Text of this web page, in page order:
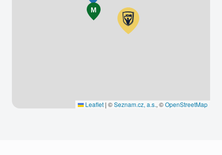
M
Leaflet | ©Seznam.cz, a.s., ©OpenStreetMap